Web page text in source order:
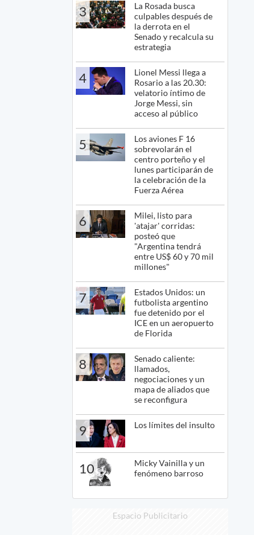
3
La Rosada busca
culpables después de
la derrota en el
Senado y recalcula su
estrategia
4
Lionel Messi llega a
Rosario a las 20.30:
velatorio íntimo de
Jorge Messi, sin
acceso al público
5
Los aviones F 16
sobrevolarán el
centro porteño y el
lunes participarán de
la celebración de la
Fuerza Aérea
6
Milei, listo para
'atajar' corridas:
posteó que
"Argentina tendrá
entre US$ 60 y 70 mil
millones"
7
Estados Unidos: un
futbolista argentino
fue detenido por el
ICE en un aeropuerto
de Florida
8
Senado caliente:
llamados,
negociaciones y un
mapa de aliados que
se reconfigura
9 Los límites del insulto
10
Micky Vainilla y un
fenómeno barroso
Espacio Publicitario